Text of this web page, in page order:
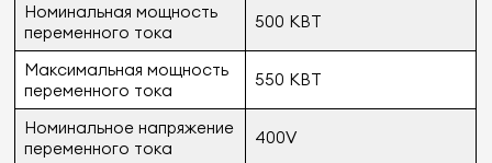
Номинальная мощность
переменного тока
500 КВТ
Максимальная мощность
переменного тока
550 КВТ
Номинальное напряжение
переменного тока
400V